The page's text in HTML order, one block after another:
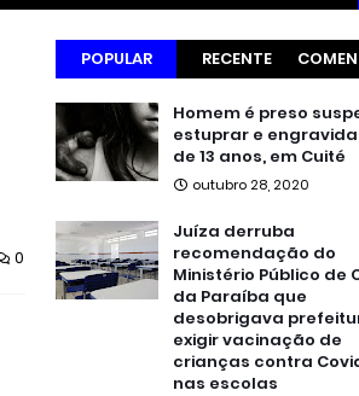
0
POPULAR RECENTE
Homem é preso
estuprar e
de 13 anos, em Cuité
outubro 28, 2020
Juíza derruba
recomendação do
Ministério Público de
da Paraíba que
desobrigava
exigir vacinação de
crianças contra
nas escolas